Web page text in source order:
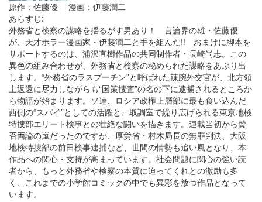
原作：佐藤優 漫画：伊藤潤二
あらすじ:
外務省と検察の謀略を揺るがす男あり！ 言論界の雄・佐藤優
が、天才ホラー漫画家・伊藤潤二と手を組んだ!! おまけに脚本を
サポートするのは、浦沢直樹作品の共同制作者・長崎尚志。この
異色の組み合わせが、外務省と検察の秘められた謀略をあぶり出
します。“外務省のラスプーチン”と呼ばれた辣腕外交官が、北方領
土返還に尽力しながらも“国策捜査”の名の下に逮捕されるところか
ら物語が始まります。ソ連、ロシア政権上層部に最も食い込んだ
西側の“スパイ”としての活躍と、取調室で繰り広げられる東京地検
特捜部エリート検事との壮絶な闘いを描きます。連載当初から賛
否両論の嵐だったのですが、厚労省・村木局長の無罪判決、大阪
地検特捜部の前田検事逮捕など、世間の情勢も追い風となり、本
作品への関心・支持が高まっています。社会問題に関心の強い読
者から、もっと外務省や検察の本質に迫ってくれとの激励も多
く、これまでの小学館コミックの中でも異彩を放つ作品となって
います。